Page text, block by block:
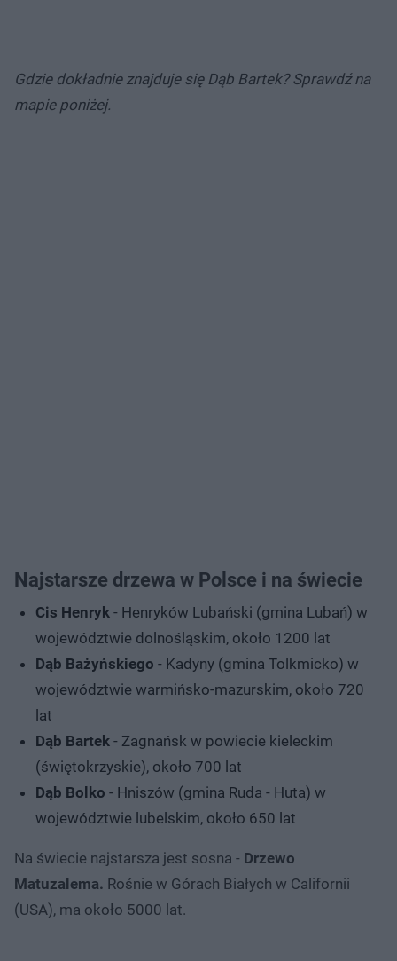
Gdzie dokładnie znajduje się Dąb Bartek? Sprawdź na
mapie poniżej.
Najstarsze drzewa w Polsce i na świecie
Cis Henryk - Henryków Lubański (gmina Lubań) w
województwie dolnośląskim, około 1200 lat
Dąb Bażyńskiego - Kadyny (gmina Tolkmicko) w
województwie warmińsko-mazurskim, około 720
lat
Dąb Bartek - Zagnańsk w powiecie kieleckim
(świętokrzyskie), około 700 lat
Dąb Bolko - Hniszów (gmina Ruda - Huta) w
województwie lubelskim, około 650 lat
Na świecie najstarsza jest sosna - Drzewo
Matuzalema. Rośnie w Górach Białych w Californii
(USA), ma około 5000 lat.